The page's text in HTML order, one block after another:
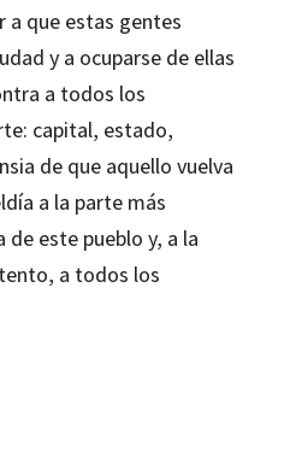
a que estas gentes
y a ocuparse de ellas
a todos los
capital, estado,
de que aquello vuelva
a la parte más
este pueblo y, a la
a todos los